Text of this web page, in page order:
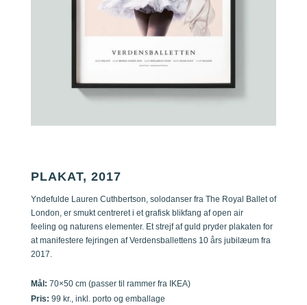
PLAKAT, 2017
Yndefulde Lauren Cuthbertson, solodanser fra The Royal Ballet of
London, er smukt centreret i et grafisk blikfang af open air
feeling og naturens elementer. Et strejf af guld pryder plakaten for
at manifestere fejringen af Verdensballettens 10 års jubilæum fra
2017.
Mål: 70×50 cm (passer til rammer fra IKEA)
Pris: 99 kr., inkl. porto og emballage